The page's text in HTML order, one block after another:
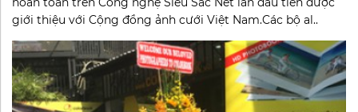
giới thiệu với Cộng đồng ảnh cưới Việt Nam.Các bộ al..